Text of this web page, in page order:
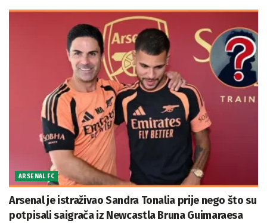
ARSENAL FC
Arsenal je istraživao Sandra Tonalia prije nego što su
potpisali saigrača iz Newcastla Bruna Guimaraesa